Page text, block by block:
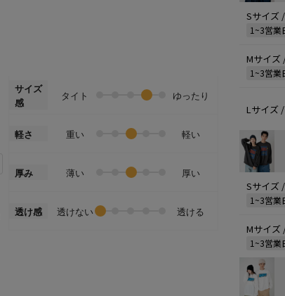
サイズ
感
タイト ゆったり
軽さ 重い 軽い
厚み 薄い 厚い
透け感 透けない 透ける
Sサイズ
1~3営業
Mサイズ
1~3営業
Lサイズ
Sサイズ
1~3営業
Mサイズ
1~3営業